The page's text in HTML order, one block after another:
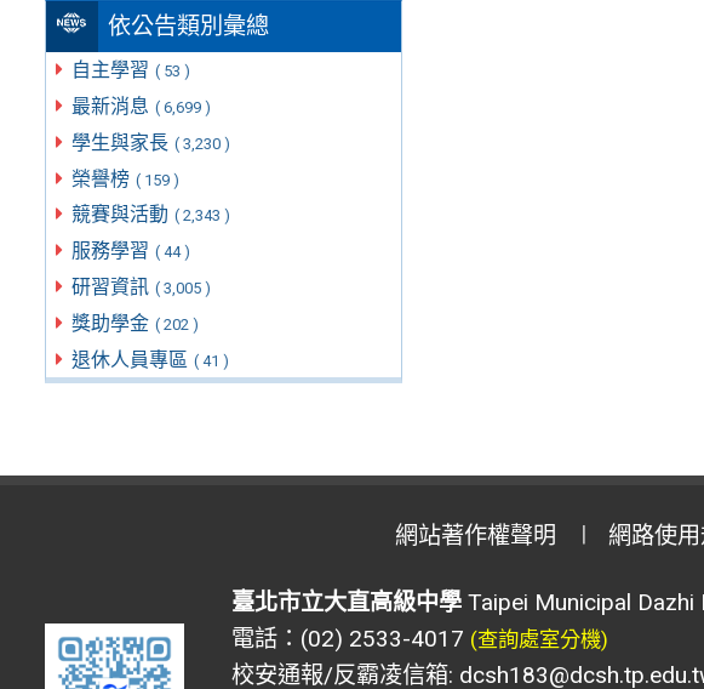
依公告類別彙總
自主學習 ( 53 )
最新消息 ( 6,699 )
學生與家長 ( 3,230 )
榮譽榜 ( 159 )
競賽與活動 ( 2,343 )
服務學習 ( 44 )
研習資訊 ( 3,005 )
獎助學金 ( 202 )
退休人員專區 ( 41 )
網站著作權聲明 網路使
臺北市立大直高級中學Taipei Municipal Dazhi
電話：(02) 2533-4017 (查詢處室分機)
校安通報/反霸凌信箱: